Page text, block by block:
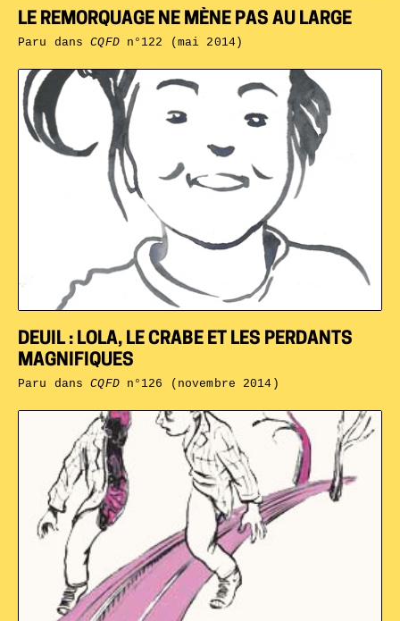
DEUIL : LOLA, LE CRABE ET LES PERDANTS
MAGNIFIQUES
Paru dansCQFDn°126 (novembre 2014)
LE REMORQUAGE NE MÈNE PAS AU LARGE
Paru dansCQFDn°122 (mai 2014)